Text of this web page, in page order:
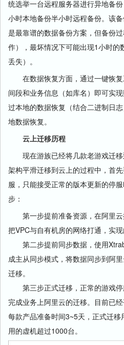
统选举一台远程服务器进行异地备
小时本地备份半小时远程备份。该
是最靠谱的数据备份方案，但备份
作），最坏情况下可能出现1小时的
丢失）。
在数据恢复方面，通过一键恢复
间段和业务信息（如库名）即可实
过本地的数据恢复（结合二进制日
地数据恢复。
云上迁移历程
现在游族已经将几款老游戏迁移
架构平滑迁移到云上的过程中，首
服，只能接受正常的版本更新的停
步：
第一步提前准备资源，在阿里云
把VPC与自有机房的网络打通，实
第二步提前同步数据，使用
成主从同步模式，将数据同步到阿
迁移。
第三步正式迁移，正常的游戏停
完成业务上阿里云的迁移。目前已
每款产品准备时间3~5天，正式迁
用的虚机超过1000台。